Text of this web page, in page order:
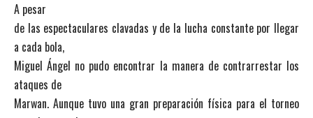
A pesar
de las espectaculares clavadas y de la lucha constante por llegar
a cada bola,
Miguel Ángel no pudo encontrar la manera de contrarrestar los
ataques de
Marwan. Aunque tuvo una gran preparación física para el torneo